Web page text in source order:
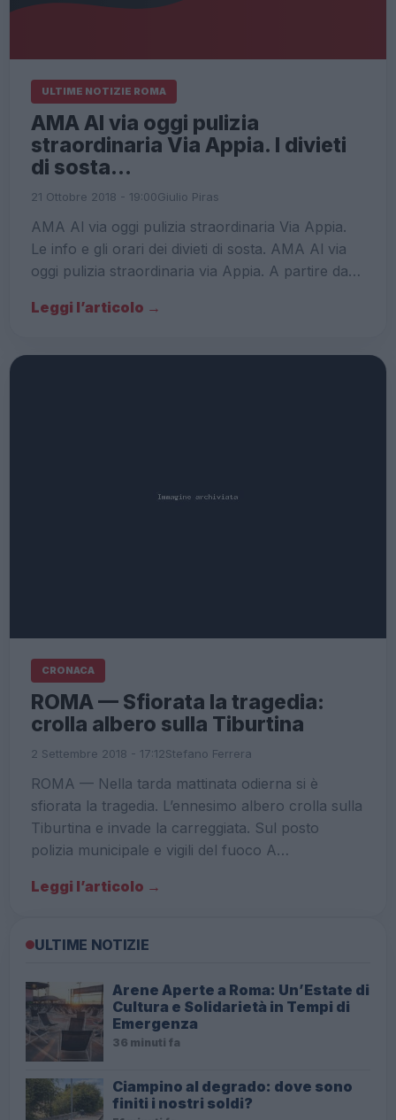
ULTIME NOTIZIE ROMA
AMA Al via oggi pulizia
straordinaria Via Appia. I divieti
di sosta…
21 Ottobre 2018 - 19:00Giulio Piras
AMA Al via oggi pulizia straordinaria Via Appia.
Le info e gli orari dei divieti di sosta. AMA Al via
oggi pulizia straordinaria via Appia. A partire da…
Leggi l’articolo →
CRONACA
ROMA — Sfiorata la tragedia:
crolla albero sulla Tiburtina
2 Settembre 2018 - 17:12Stefano Ferrera
ROMA — Nella tarda mattinata odierna si è
sfiorata la tragedia. L’ennesimo albero crolla sulla
Tiburtina e invade la carreggiata. Sul posto
polizia municipale e vigili del fuoco A…
Leggi l’articolo →
ULTIME NOTIZIE
Arene Aperte a Roma: Un’Estate di
Cultura e Solidarietà in Tempi di
Emergenza
36 minuti fa
Ciampino al degrado: dove sono
finiti i nostri soldi?